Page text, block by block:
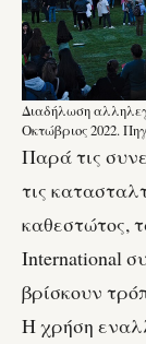
Διαδήλωση
Οκτώβριος 2022.
Παρά τις
τις
καθεστώτος,
International
βρίσκουν
Η χρήση